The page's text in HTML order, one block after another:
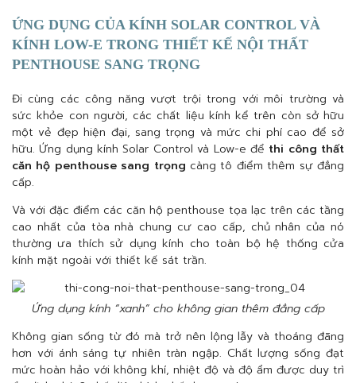
ỨNG DỤNG CỦA KÍNH SOLAR CONTROL VÀ
KÍNH LOW-E TRONG THIẾT KẾ NỘI THẤT
PENTHOUSE SANG TRỌNG
Đi cùng các công năng vượt trội trong với môi trường và
sức khỏe con người, các chất liệu kính kể trên còn sở hữu
một vẻ đẹp hiện đại, sang trọng và mức chi phí cao để sở
hữu. Ứng dụng kính Solar Control và Low-e để thi công thất
căn hộ penthouse sang trọng càng tô điểm thêm sự đẳng
cấp.
Và với đặc điểm các căn hộ penthouse tọa lạc trên các tầng
cao nhất của tòa nhà chung cư cao cấp, chủ nhân của nó
thường ưa thích sử dụng kính cho toàn bộ hệ thống cửa
kính mặt ngoài với thiết kế sát trần.
Ứng dụng kính “xanh” cho không gian thêm đẳng cấp
Không gian sống từ đó mà trở nên lộng lẫy và thoáng đãng
hơn với ánh sáng tự nhiên tràn ngập. Chất lượng sống đạt
mức hoàn hảo với không khí, nhiệt độ và độ ẩm được duy trì